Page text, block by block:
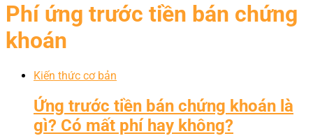
Phí ứng trước tiền bán chứng
khoán
Kiến thức cơ bản
Ứng trước tiền bán chứng khoán là
gì? Có mất phí hay không?